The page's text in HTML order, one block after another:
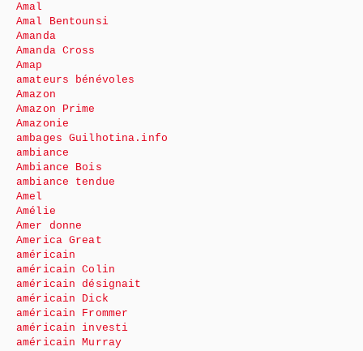
Amal
Amal Bentounsi
Amanda
Amanda Cross
Amap
amateurs bénévoles
Amazon
Amazon Prime
Amazonie
ambages Guilhotina.info
ambiance
Ambiance Bois
ambiance tendue
Amel
Amélie
Amer donne
America Great
américain
américain Colin
américain désignait
américain Dick
américain Frommer
américain investi
américain Murray